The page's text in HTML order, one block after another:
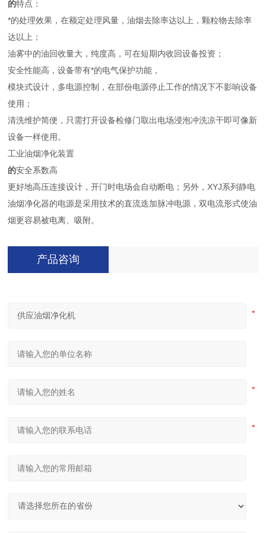
的特点：
*的处理效果，在额定处理风量，油烟去除率达以上，颗粒物去除率
达以上；
油雾中的油回收量大，纯度高，可在短期内收回设备投资；
安全性能高，设备带有*的电气保护功能，
模块式设计，多电源控制，在部份电源停止工作的情况下不影响设备
使用；
清洗维护简便，只需打开设备检修门取出电场浸泡冲洗凉干即可像新
设备一样使用。
工业油烟净化装置
的安全系数高
更好地高压连接设计，开门时电场会自动断电；另外，XYJ系列静电
油烟净化器的电源是采用技术的直流迭加脉冲电源，双电流形式使油
烟更容易被电离、吸附。
产品咨询